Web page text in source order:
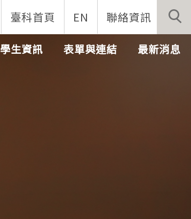
臺科首頁 EN 聯絡資訊
學生資訊 表單與連結 最新消息